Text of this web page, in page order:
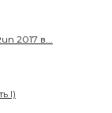
2017 в...
I)